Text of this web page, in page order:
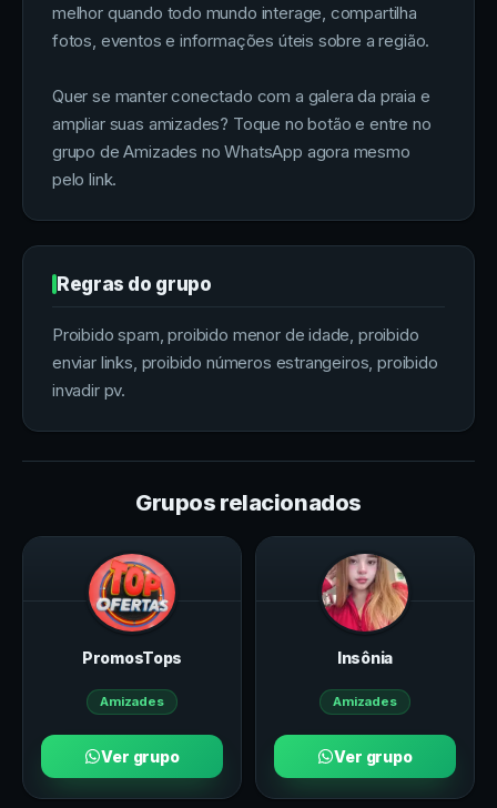
melhor quando todo mundo interage, compartilha
fotos, eventos e informações úteis sobre a região.
Quer se manter conectado com a galera da praia e
ampliar suas amizades? Toque no botão e entre no
grupo de Amizades no WhatsApp agora mesmo
pelo link.
Regras do grupo
Proibido spam, proibido menor de idade, proibido
enviar links, proibido números estrangeiros, proibido
invadir pv.
Grupos relacionados
PromosTops
Amizades
Ver grupo
Insônia
Amizades
Ver grupo